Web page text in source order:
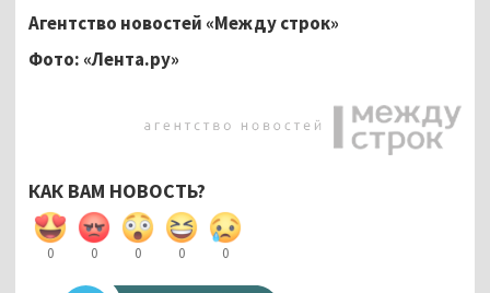
Агентство новостей «Между строк»
Фото: «Лента.ру»
КАК ВАМ НОВОСТЬ?
0 0 0 0 0